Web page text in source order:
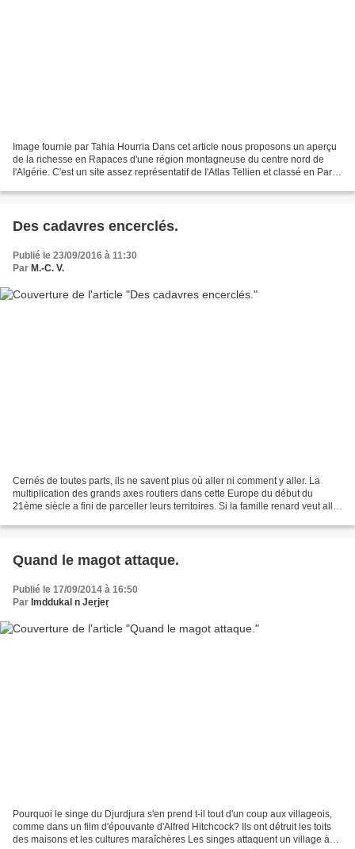
Image fournie par Tahia Hourria Dans cet article nous proposons un aperçu
de la richesse en Rapaces d'une région montagneuse du centre nord de
I'Algérie. C'est un site assez représentatif de I'Atlas Tellien et classé en Parc
Des cadavres encerclés.
Publié le 23/09/2016 à 11:30
Par M.-C. V.
Cernés de toutes parts, ils ne savent plus où aller ni comment y aller. La
multiplication des grands axes routiers dans cette Europe du début du
21ème siècle a fini de parceller leurs territoires. Si la famille renard veut aller
Quand le magot attaque.
Publié le 17/09/2014 à 16:50
Par Imddukal n Jeṛjeṛ
Pourquoi le singe du Djurdjura s'en prend t-il tout d'un coup aux villageois,
comme dans un film d'épouvante d'Alfred Hitchcock? Ils ont détruit les toits
des maisons et les cultures maraîchères Les singes attaquent un village à